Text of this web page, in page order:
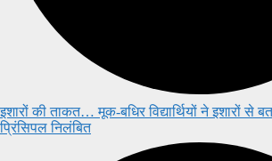
इशारों की ताकत… मूक-बधिर विद्यार्थियों ने इशारों से
प्रिंसिपल निलंबित